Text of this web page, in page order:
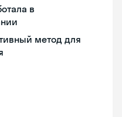
в
метод для